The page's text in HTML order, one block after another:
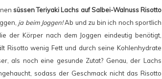
süssen Teriyaki Lachs auf Salbei-Walnuss Risotto
ja beim Joggen!Ab und zu bin ich noch sportlich
der Körper nach dem Joggen eindeutig benötigt,
Risotto wenig Fett und durch seine Kohlenhydrate
als noch eine gesunde Zutat? Genau, der Lachs
sodass der Geschmack nicht das Risotto